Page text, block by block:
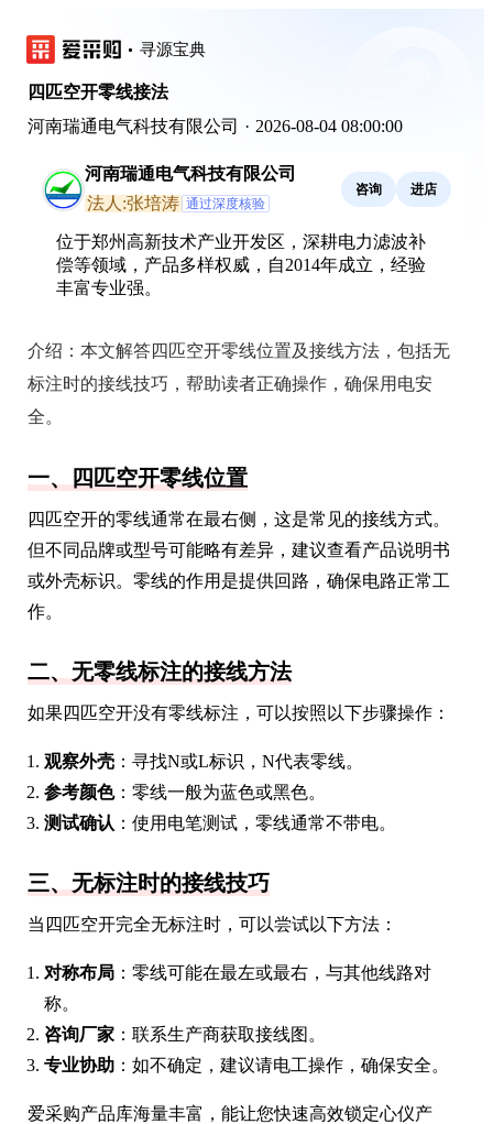
寻源宝典
四匹空开零线接法
河南瑞通电气科技有限公司 · 2026-08-04 08:00:00
河南瑞通电气科技有限公司
法人:张培涛 通过深度核验
咨询 进店
位于郑州高新技术产业开发区，深耕电力滤波补
偿等领域，产品多样权威，自2014年成立，经验
丰富专业强。
介绍： 本文解答四匹空开零线位置及接线方法，包括无
标注时的接线技巧，帮助读者正确操作，确保用电安
全。
一、四匹空开零线位置
四匹空开的零线通常在最右侧，这是常见的接线方式。
但不同品牌或型号可能略有差异，建议查看产品说明书
或外壳标识。零线的作用是提供回路，确保电路正常工
作。
二、无零线标注的接线方法
如果四匹空开没有零线标注，可以按照以下步骤操作：
观察外壳 ：寻找N或L标识，N代表零线。
参考颜色：零线一般为蓝色或黑色。
测试确认 ：使用电笔测试，零线通常不带电。
三、无标注时的接线技巧
当四匹空开完全无标注时，可以尝试以下方法：
对称布局 ：零线可能在最左或最右，与其他线路对
称。
咨询厂家 ：联系生产商获取接线图。
专业协助 ：如不确定，建议请电工操作，确保安全。
爱采购产品库海量丰富，能让您快速高效锁定心仪产